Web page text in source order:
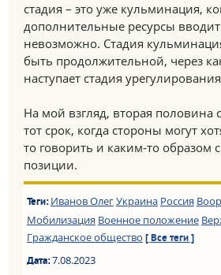
стадия – это уже кульминация,
дополнительные ресурсы
невозможно. Стадия
быть продолжительной, через
наступает стадия
На мой взгляд, вторая половина
тот срок, когда стороны могут
то говорить и каким-то образом
позиции.
Теги: Иванов ОлегУкраина Россия
Мобилизация Военное положение
Гражданское общество [ Все теги ]
Дата:7.08.2023